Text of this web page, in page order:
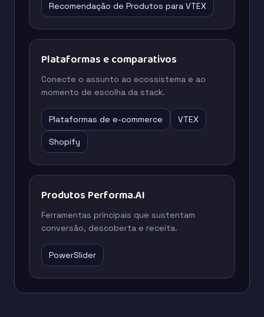
Recomendação de Produtos para VTEX
Plataformas e comparativos
Conecte o assunto ao ecossistema e ao
momento de escolha da stack.
Plataformas de e-commerce VTEX
Shopify
Produtos Performa.AI
Ferramentas principais que sustentam
conversão, descoberta e receita.
PowerSlider